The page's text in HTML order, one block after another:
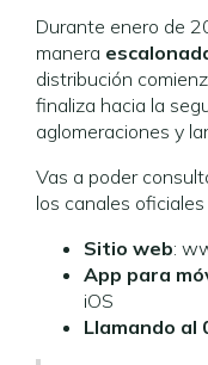
Durante enero de
manera
distribución
finaliza hacia la
aglomeraciones y
Vas a poder
los canales oficiales
Sitio web:
App para
iOS
Llamando al